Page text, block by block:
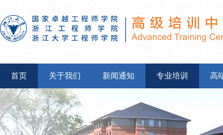
首页 关于我们 新闻通知 专业培训 高